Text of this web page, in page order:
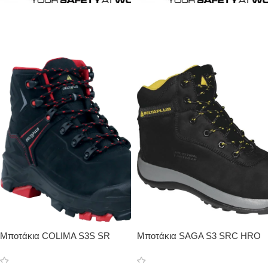
Μποτάκια COLIMA S3S SR
Μποτάκια SAGA S3 SRC HRO